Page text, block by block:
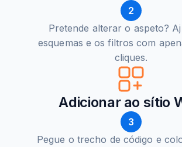
2
Pretende alterar o aspeto?
esquemas e os filtros com
cliques.
Adicionar ao sítio
3
Pegue o trecho de código e